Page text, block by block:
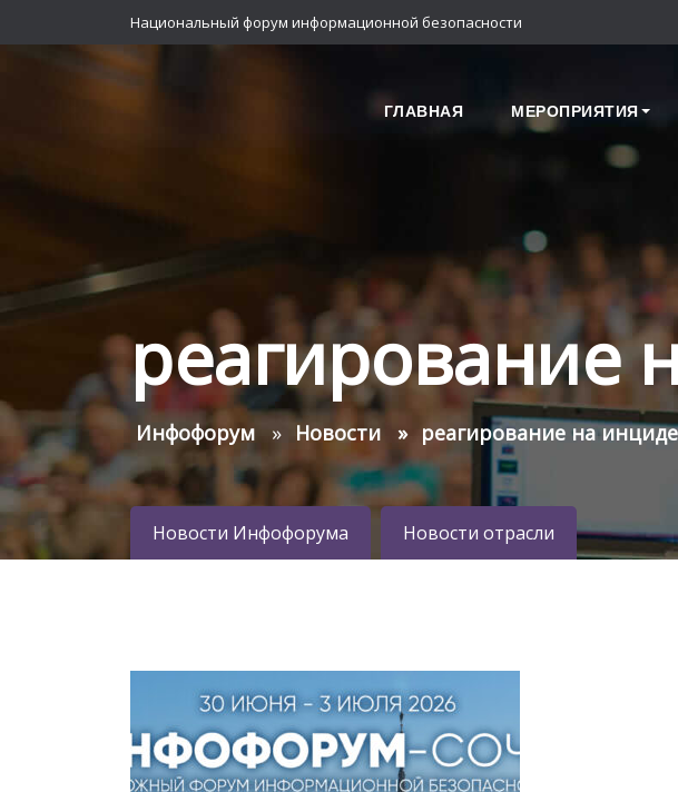
Национальный форум информационной безопасности
ГЛАВНАЯ МЕРОПРИЯТИЯ
реагирование
Инфофорум Новости реагирование на
Новости Инфофорума Новости отрасли